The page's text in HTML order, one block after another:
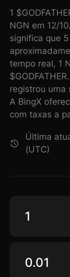
1
NGN em 12/
significa que 5
tempo real, 1
registrou uma
A BingX
com taxas a
Última
(UTC)